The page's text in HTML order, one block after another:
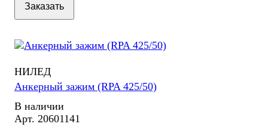
Заказать
НИЛЕД
Анкерный зажим (RPA 425/50)
В наличии
Арт. 20601141